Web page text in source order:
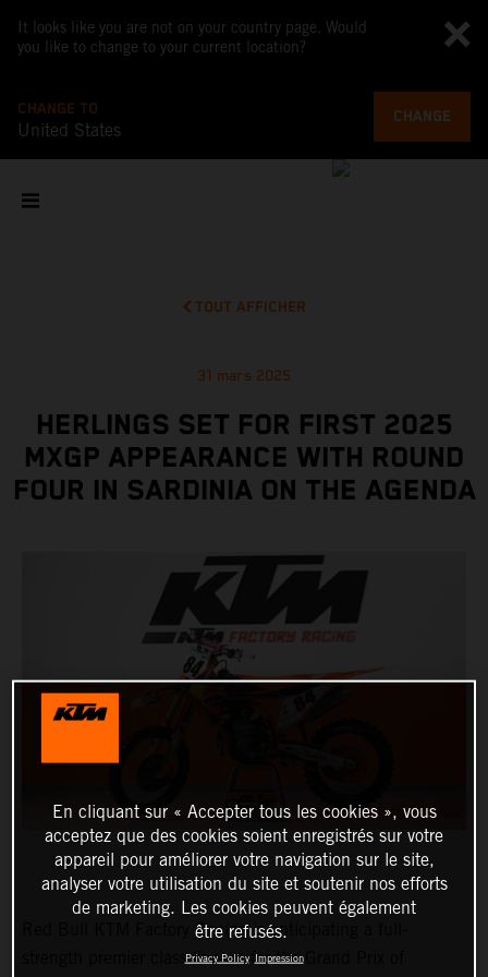
It looks like you are not on your country page. Would
you like to change to your current location?
CHANGE TO
United States
CHANGE
TOUT AFFICHER
31 mars 2025
HERLINGS SET FOR FIRST 2025
MXGP APPEARANCE WITH ROUND
FOUR IN SARDINIA ON THE AGENDA
Red Bull KTM Factory Racing is anticipating a full-
strength premier class line-up for the Grand Prix of
En cliquant sur « Accepter tous les cookies », vous
acceptez que des cookies soient enregistrés sur votre
appareil pour améliorer votre navigation sur le site,
analyser votre utilisation du site et soutenir nos efforts
de marketing. Les cookies peuvent également
être refusés.
Privacy Policy Impression